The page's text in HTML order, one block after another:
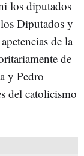
los diputados
Diputados y
de la
de
y Pedro
del catolicismo